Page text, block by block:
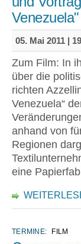
Venezuela"
05. Mai 2011 |
Zum Film: In
über die
richten
Venezuela“
anhand von
Regionen
eine
TERMINE: FILM